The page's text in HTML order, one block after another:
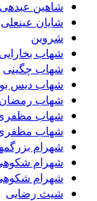
شاهین عبدهی
شایان عینعلی
شروین
شهاب بخارایی
شهاب چگینی
شهاب دیس
شهاب رمضان
شهاب
شهاب
شهرام
شهرام
شهرام
شیث رضایی